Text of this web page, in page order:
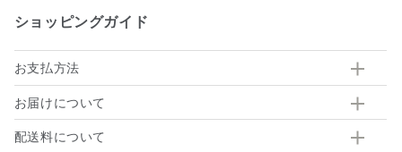
ショッピングガイド
お支払方法
お届けについて
配送料について